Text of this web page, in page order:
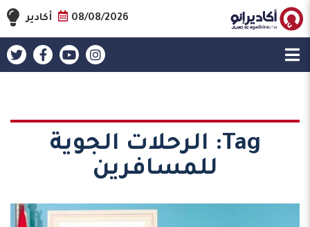
08/08/2026 أكادير
Tag:
الرحلات الجوية
للمسافرين